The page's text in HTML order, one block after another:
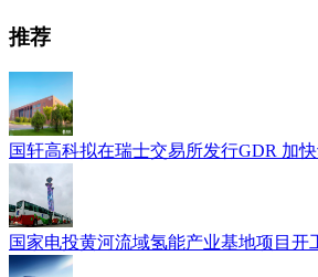
推荐
国轩高科拟在瑞士交易所发行GDR 加
国家电投黄河流域氢能产业基地项目开